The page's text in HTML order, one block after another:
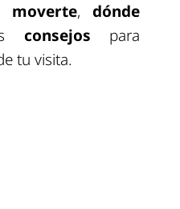
moverte, dónde
consejos para
tu visita.